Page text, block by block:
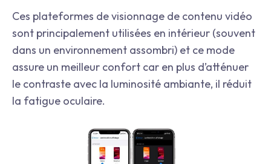
Ces plateformes de visionnage de contenu vidéo
sont principalement utilisées en intérieur (souvent
dans un environnement assombri) et ce mode
assure un meilleur confort car en plus d’atténuer
le contraste avec la luminosité ambiante, il réduit
la fatigue oculaire.